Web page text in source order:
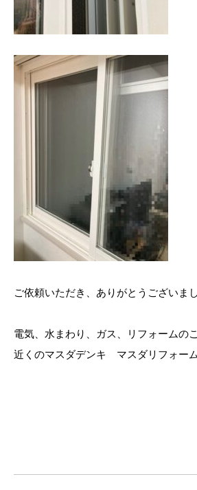
ご依頼いただき、ありがとうございまし
電気、水まわり、ガス、リフォームの
近くのマスダデンキ マスダリフォーム